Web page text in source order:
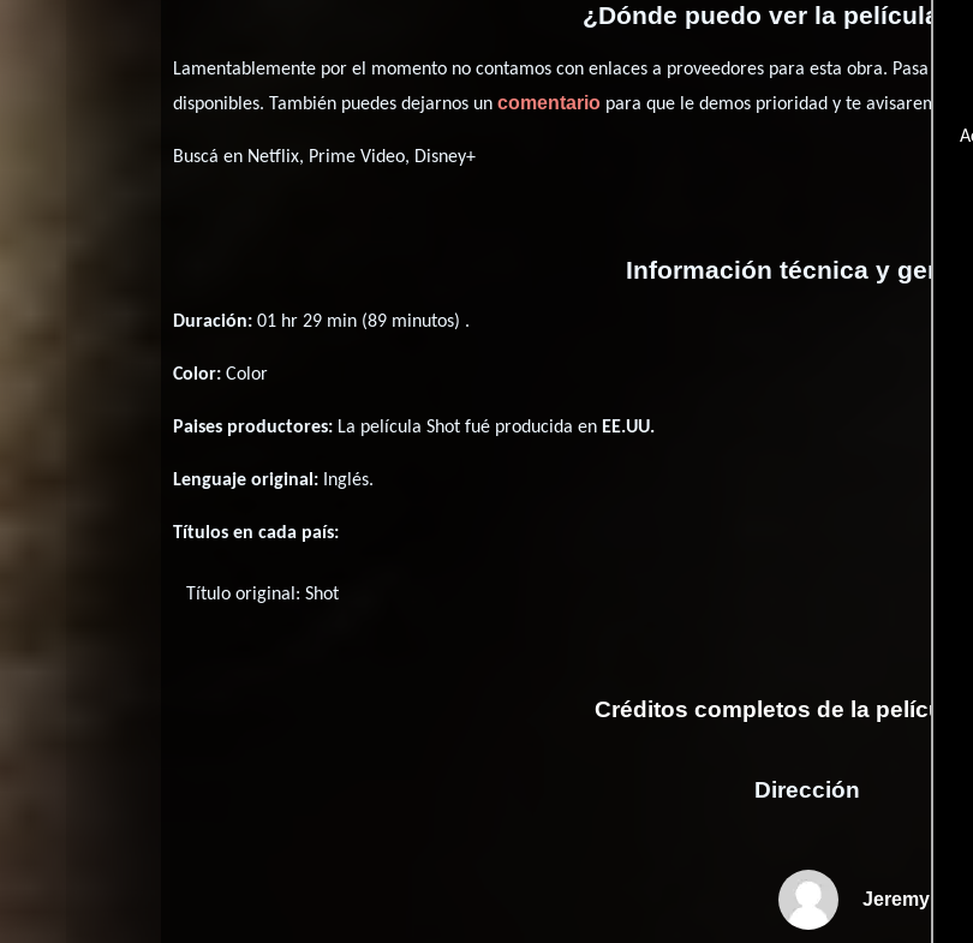
¿Dónde puedo ver la películas
Lamentablemente por el momento no contamos con enlaces a proveedores para esta obra. Pasa por
disponibles. También puedes dejarnos uncomentario para que le demos prioridad y te avisaremos
Buscá en Netflix, Prime Video, Disney+
Información técnica y
Duración: 01 hr 29 min (89 minutos) .
Color: Color
Paises productores: La película Shot fué producida en EE.UU.
Lenguaje original: Inglés.
Títulos en cada país:
Título original: Shot
Créditos completos de la película
Dirección
Jeremy